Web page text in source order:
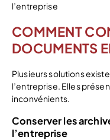
l’entreprise
COMMENT
DOCUMENTS
Plusieurs solutions
l’entreprise. Elles
inconvénients.
Conserver les
l’entreprise